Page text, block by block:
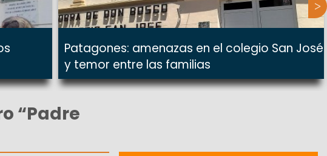
Patagones: amenazas en el colegio San José
y temor entre las familias
“Padre